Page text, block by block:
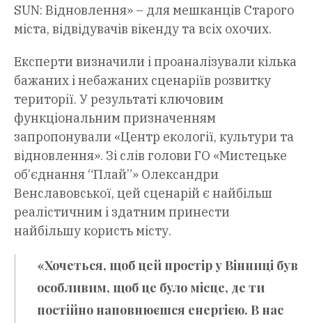
SUN: Відновлення» – для мешканців Старого
міста, відвідувачів вікенду та всіх охочих.
Експерти визначили і проаналізували кілька
бажаних і небажаних сценаріїв розвитку
території. У результаті ключовим
функціональним призначенням
запропонували «Центр екології, культури та
відновлення». Зі слів голови ГО «Мистецьке
об’єднання “Плай”» Олександри
Венславовської, цей сценарій є найбільш
реалістичним і здатним принести
найбільшу користь місту.
«Хочеться, щоб цей простір у Вінниці був
особливим, щоб це було місце, де ти
постійно наповнюєшся енергією. В нас